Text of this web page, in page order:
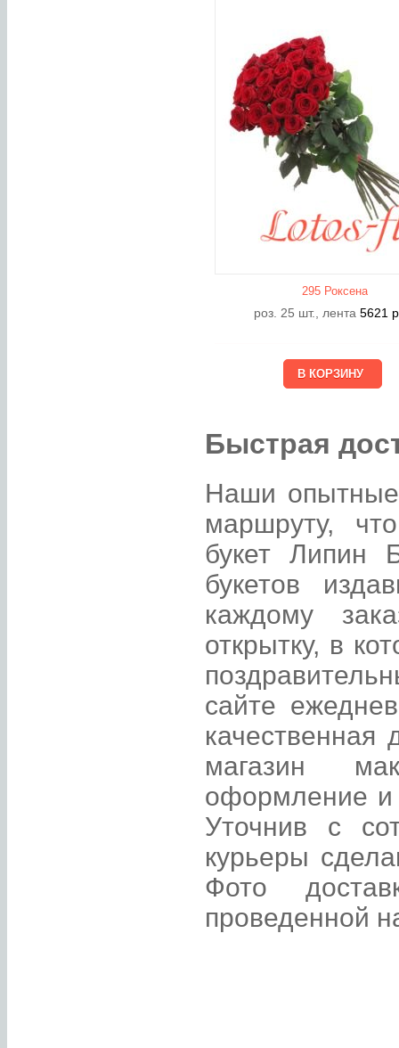
295 Роксена
роз. 25 шт., лента5621
Быстрая
Наши опытные
маршруту,
букет Липин
букетов
каждому
открытку, в
сайте
качественная
магазин
оформление и
Уточнив с
курьеры
Фото
проведенной